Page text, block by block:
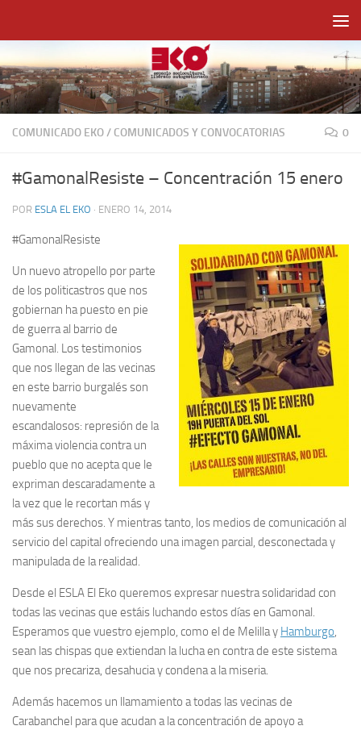
COMUNICADO EKO/ COMUNICADOS Y CONVOCATORIAS 0
#GamonalResiste – Concentración 15 enero
POR ESLA EL EKO · ENERO 14, 2014
#GamonalResiste
Un nuevo atropello por parte
de los politicastros que nos
gobiernan ha puesto en pie
de guerra al barrio de
Gamonal. Los testimonios
que nos llegan de las vecinas
en este barrio burgalés son
nuevamente
escandalosos: represión de la
máxima violenciacontra un
pueblo que no acepta que le
expriman descaradamente a
la vez que le recortan más y
más sus derechos. Y mientras tanto, los medios de comunicación al
servicio del capital ofreciendo una imagen parcial, desconectada y
manipulada de la realidad.
Desde el ESLA El Eko queremos expresar nuestrasolidaridad con
todas las vecinas que estáis luchando estos días en Gamonal.
Esperamos que vuestro ejemplo, como el de Melilla y Hamburgo,
sean las chispas que extiendan la lucha en contra de este sistema
que nos precariza, desahucia y condena a la miseria.
Además hacemos un llamamiento a todas las vecinas de
Carabanchel para que acudan a laconcentración de apoyo a